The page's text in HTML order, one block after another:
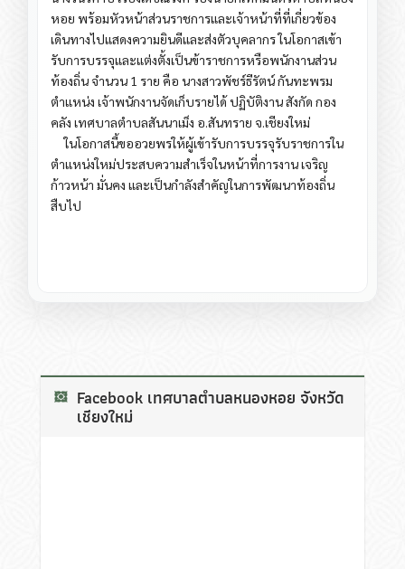
หอย พร้อมหัวหน้าส่วนราชการและเจ้าหน้าที่ที่เกี่ยวข้อง
เดินทางไปแสดงความยินดีและส่งตัวบุคลากร ในโอกาสเข้า
รับการบรรจุและแต่งตั้งเป็นข้าราชการหรือพนักงานส่วน
ท้องถิ่น จำนวน 1 ราย คือ นางสาวพัชร์ธีรัตน์ กันทะพรม
ตำแหน่ง เจ้าพนักงานจัดเก็บรายได้ ปฏิบัติงาน สังกัด กอง
คลัง เทศบาลตำบลสันนาเม็ง อ.สันทราย จ.เชียงใหม่
ในโอกาสนี้ขออวยพรให้ผู้เข้ารับการบรรจุรับราชการใน
ตำแหน่งใหม่ประสบความสำเร็จในหน้าที่การงาน เจริญ
ก้าวหน้า มั่นคง และเป็นกำลังสำคัญในการพัฒนาท้องถิ่น
สืบไป
Facebook เทศบาลตำบลหนองหอย จังหวัด
เชียงใหม่